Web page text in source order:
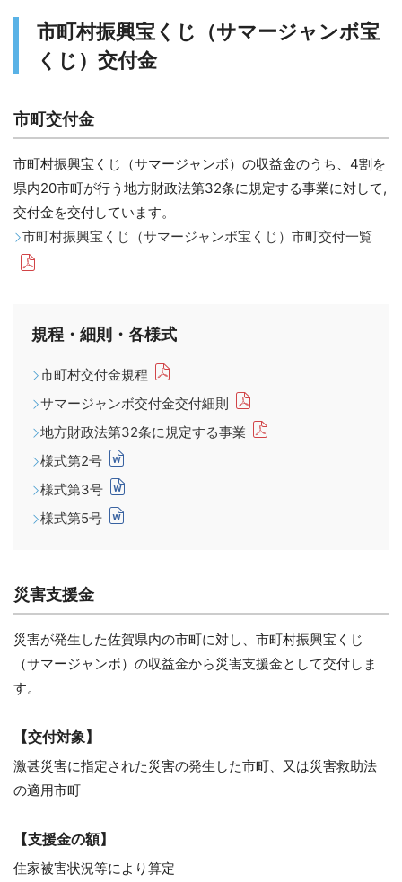
市町村振興宝くじ（サマージャンボ宝
くじ）交付金
市町交付金
市町村振興宝くじ（サマージャンボ）の収益金のうち、4割を
県内20市町が行う地方財政法第32条に規定する事業に対して,
交付金を交付しています。
市町村振興宝くじ（サマージャンボ宝くじ）市町交付一覧
規程・細則・各様式
市町村交付金規程
サマージャンボ交付金交付細則
地方財政法第32条に規定する事業
様式第2号
様式第3号
様式第5号
災害支援金
災害が発生した佐賀県内の市町に対し、市町村振興宝くじ
（サマージャンボ）の収益金から災害支援金として交付しま
す。
【交付対象】
激甚災害に指定された災害の発生した市町、又は災害救助法
の適用市町
【支援金の額】
住家被害状況等により算定